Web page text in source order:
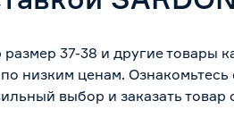
37-38 и другие
низким ценам.
выбор и заказать товар